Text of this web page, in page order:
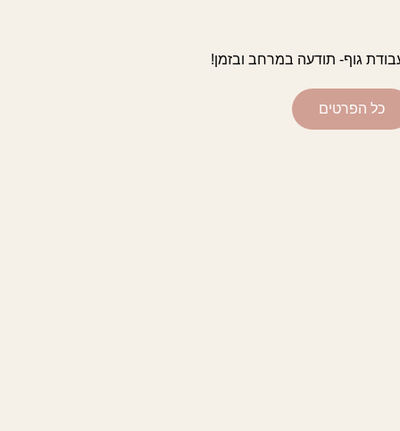
גוף- תודעה במרחב ובזמן!
כל הפרטים